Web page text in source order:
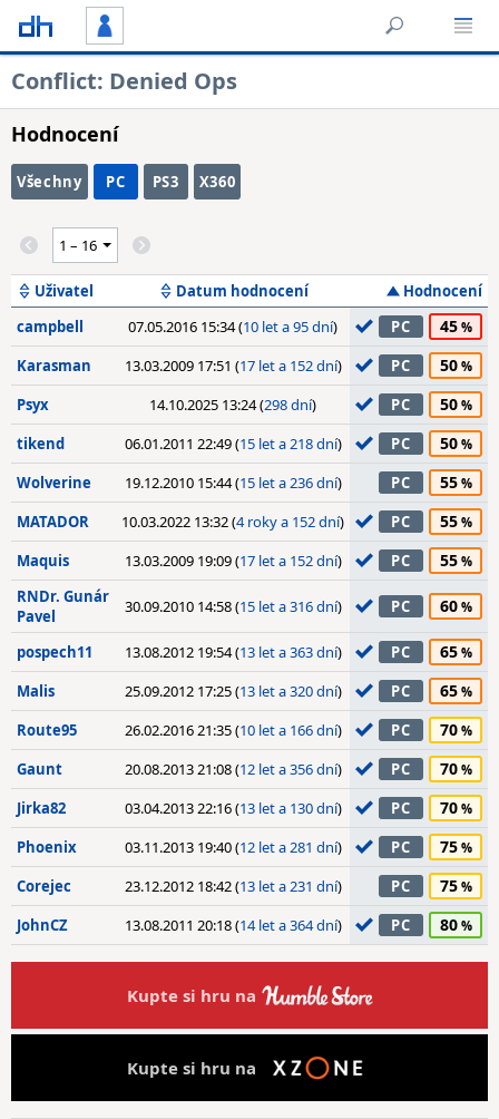
Conflict: Denied Ops
Hodnocení
Všechny PC PS3 X360
Uživatel Datum hodnocení
Hodnocení
campbell
07.05.2016 15:34 (10 let a 95 dní) PC 45
Karasman 13.03.2009 17:51 (17 let a 152 dní) PC 50
Psyx 14.10.2025 13:24 (298 dní) PC 50
tikend 06.01.2011 22:49 (15 let a 218 dní) PC 50
Wolverine 19.12.2010 15:44 (15 let a 236 dní) PC 55
MATADOR 10.03.2022 13:32 (4 roky a 152 dní) PC 55
Maquis 13.03.2009 19:09 (17 let a 152 dní) PC 55
RNDr. Gunár
Pavel
30.09.2010 14:58 (15 let a 316 dní) PC 60
pospech11 13.08.2012 19:54 (13 let a 363 dní) PC 65
Malis 25.09.2012 17:25 (13 let a 320 dní) PC 65
Route95 26.02.2016 21:35 (10 let a 166 dní) PC 70
Gaunt 20.08.2013 21:08 (12 let a 356 dní) PC 70
Jirka82 03.04.2013 22:16 (13 let a 130 dní) PC 70
Phoenix 03.11.2013 19:40 (12 let a 281 dní) PC 75
Corejec 23.12.2012 18:42 (13 let a 231 dní) PC 75
JohnCZ 13.08.2011 20:18 (14 let a 364 dní) PC 80
Kupte si hru na
Kupte si hru na